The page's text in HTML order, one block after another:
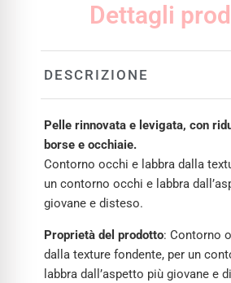
Dettagli
DESCRIZIONE
Pelle rinnovata e levigata, con
borse e occhiaie.
Contorno occhi e labbra dalla
un contorno occhi e labbra
giovane e disteso.
Proprietà del prodotto: Contorno
dalla texture fondente, per un
labbra dall’aspetto più giovane e